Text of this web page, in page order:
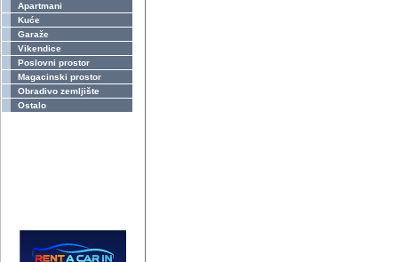
Apartmani
Kuće
Garaže
Vikendice
Poslovni prostor
Magacinski prostor
Obradivo zemljište
Ostalo